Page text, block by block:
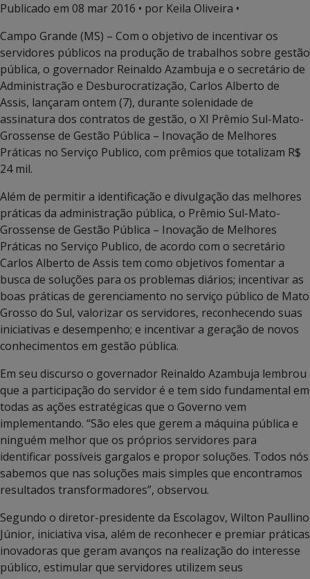
Publicado em 08 mar 2016 • por Keila Oliveira •
Campo Grande (MS) – Com o objetivo de incentivar os
servidores públicos na produção de trabalhos sobre gestão
pública, o governador Reinaldo Azambuja e o secretário de
Administração e Desburocratização, Carlos Alberto de
Assis, lançaram ontem (7), durante solenidade de
assinatura dos contratos de gestão, o XI Prêmio Sul-Mato-
Grossense de Gestão Pública – Inovação de Melhores
Práticas no Serviço Publico, com prêmios que totalizam R$
24 mil.
Além de permitir a identificação e divulgação das melhores
práticas da administração pública, o Prêmio Sul-Mato-
Grossense de Gestão Pública – Inovação de Melhores
Práticas no Serviço Publico, de acordo com o secretário
Carlos Alberto de Assis tem como objetivos fomentar a
busca de soluções para os problemas diários; incentivar as
boas práticas de gerenciamento no serviço público de Mato
Grosso do Sul, valorizar os servidores, reconhecendo suas
iniciativas e desempenho; e incentivar a geração de novos
conhecimentos em gestão pública.
Em seu discurso o governador Reinaldo Azambuja lembrou
que a participação do servidor é e tem sido fundamental em
todas as ações estratégicas que o Governo vem
implementando. “São eles que gerem a máquina pública e
ninguém melhor que os próprios servidores para
identificar possíveis gargalos e propor soluções. Todos nós
sabemos que nas soluções mais simples que encontramos
resultados transformadores”, observou.
Segundo o diretor-presidente da Escolagov, Wilton Paullino
Júnior, iniciativa visa, além de reconhecer e premiar práticas
inovadoras que geram avanços na realização do interesse
público, estimular que servidores utilizem seus